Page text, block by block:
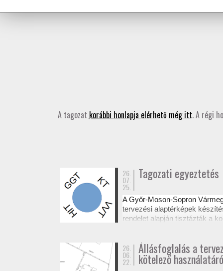
A tagozat korábbi honlapja elérhető még itt. A régi
26.
07.
25.
Tagozati egyeztetés
A Győr-Moson-Sopron
tervezési alaptérképek
rendelet alapján tisztázták a
26.
06.
22.
Állásfoglalás a
kötelező